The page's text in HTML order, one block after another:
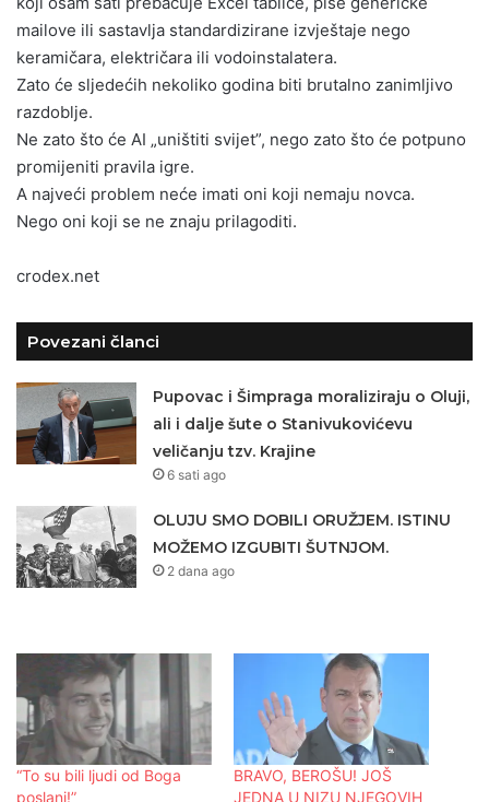
mailove ili sastavlja standardizirane izvještaje nego
keramičara, električara ili vodoinstalatera.
Zato će sljedećih nekoliko godina biti brutalno zanimljivo
razdoblje.
Ne zato što će AI „uništiti svijet”, nego zato što će potpuno
promijeniti pravila igre.
A najveći problem neće imati oni koji nemaju novca.
Nego oni koji se ne znaju prilagoditi.
crodex.net
Povezani članci
Pupovac i Šimpraga moraliziraju o Oluji,
ali i dalje šute o Stanivukovićevu
veličanju tzv. Krajine
6 sati ago
OLUJU SMO DOBILI ORUŽJEM. ISTINU
MOŽEMO IZGUBITI ŠUTNJOM.
2 dana ago
“To su bili ljudi od Boga
poslani!”
BRAVO, BEROŠU! JOŠ
JEDNA U NIZU NJEGOVIH